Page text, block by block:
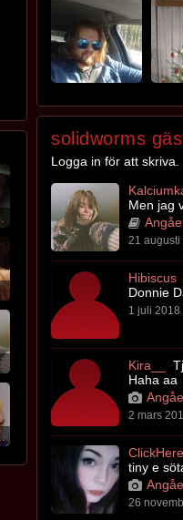
solidworms
Logga in för att skriva.
Men jag
21 augusti
Hibiscus
Donnie
1 juli 2018
Kira__
Haha aa
2 mars
tiny e
26